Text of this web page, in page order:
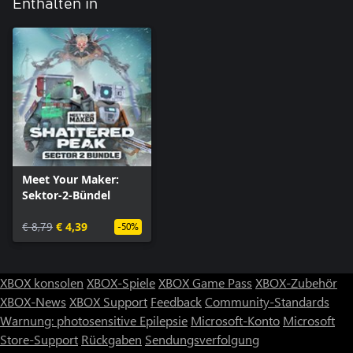
Enthalten in
Meet Your Maker:
Sektor-2-Bündel
€ 8,79 € 4,39 -50%
XBOX konsolen XBOX-SpieleXBOX Game Pass XBOX-Zubehör
XBOX-News XBOX Support FeedbackCommunity-Standards
Warnung: photosensitive Epilepsie Microsoft-Konto Microsoft
Store-Support Rückgaben Sendungsverfolgung